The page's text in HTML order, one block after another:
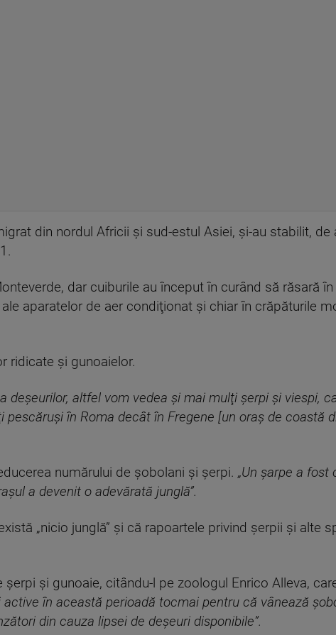
din nordul Africii şi sud-estul Asiei, şi-au stabilit, de
dar cuiburile au început în curând să răsară
aparatelor de aer condiţionat şi chiar în crăpăturile
ridicate şi gunoaielor.
deşeurilor, altfel vom vedea şi mai mulţi şerpi şi viespi,
în Roma decât în Fregene [un oraş de coastă
numărului de şobolani şi şerpi. „Un şarpe a fost
a devenit o adevărată junglă”.
„nicio junglă” şi că rapoartele privind şerpii şi alte
şi gunoaie, citându-l pe zoologul Enrico Alleva,
în această perioadă tocmai pentru că vânează
din cauza lipsei de deşeuri disponibile”.